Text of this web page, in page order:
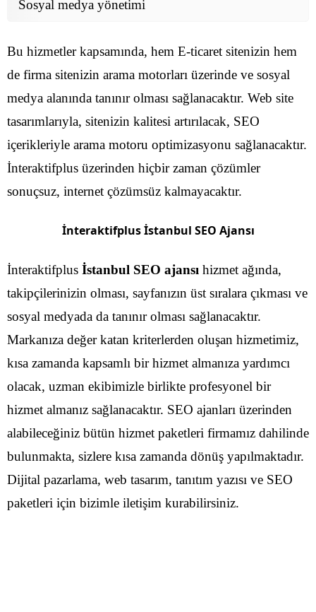
Sosyal medya yönetimi
Bu hizmetler kapsamında, hem E-ticaret sitenizin hem
de firma sitenizin arama motorları üzerinde ve sosyal
medya alanında tanınır olması sağlanacaktır. Web site
tasarımlarıyla, sitenizin kalitesi artırılacak, SEO
içerikleriyle arama motoru optimizasyonu sağlanacaktır.
İnteraktifplus üzerinden hiçbir zaman çözümler
sonuçsuz, internet çözümsüz kalmayacaktır.
İnteraktifplus İstanbul SEO Ajansı
İnteraktifplus İstanbul SEO ajansı hizmet ağında,
takipçilerinizin olması, sayfanızın üst sıralara çıkması ve
sosyal medyada da tanınır olması sağlanacaktır.
Markanıza değer katan kriterlerden oluşan hizmetimiz,
kısa zamanda kapsamlı bir hizmet almanıza yardımcı
olacak, uzman ekibimizle birlikte profesyonel bir
hizmet almanız sağlanacaktır. SEO ajanları üzerinden
alabileceğiniz bütün hizmet paketleri firmamız dahilinde
bulunmakta, sizlere kısa zamanda dönüş yapılmaktadır.
Dijital pazarlama, web tasarım, tanıtım yazısı ve SEO
paketleri için bizimle iletişim kurabilirsiniz.